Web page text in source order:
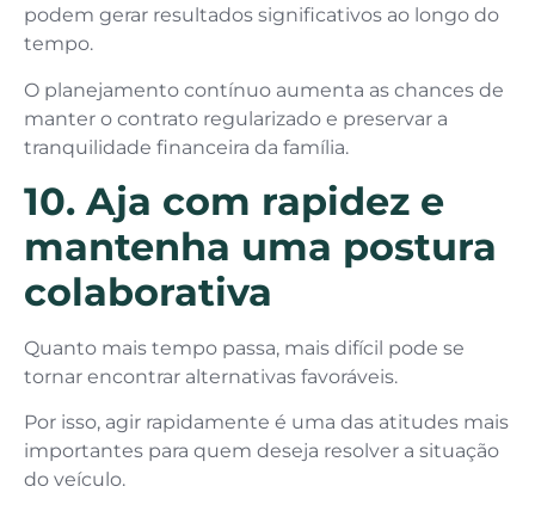
podem gerar resultados significativos ao longo do
tempo.
O planejamento contínuo aumenta as chances de
manter o contrato regularizado e preservar a
tranquilidade financeira da família.
10. Aja com rapidez e
mantenha uma postura
colaborativa
Quanto mais tempo passa, mais difícil pode se
tornar encontrar alternativas favoráveis.
Por isso, agir rapidamente é uma das atitudes mais
importantes para quem deseja resolver a situação
do veículo.